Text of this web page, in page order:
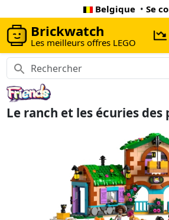
Belgique • Se
Brickwatch
Les meilleurs offres LEGO
Le ranch et les écuries des